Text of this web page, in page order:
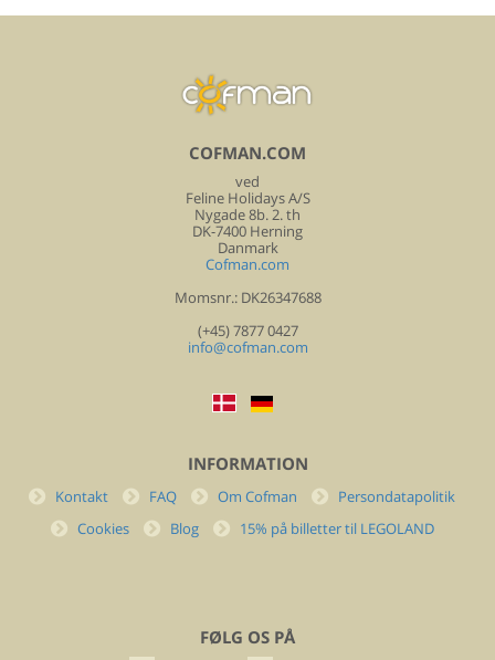
COFMAN.COM
ved
Feline Holidays A/S
Nygade 8b. 2. th
DK-7400 Herning
Danmark
Cofman.com
Momsnr.: DK26347688
(+45) 7877 0427
info@cofman.com
INFORMATION
Kontakt FAQ Om Cofman
Persondatapolitik
Cookies
Blog 15% på billetter til LEGOLAND
FØLG OS PÅ